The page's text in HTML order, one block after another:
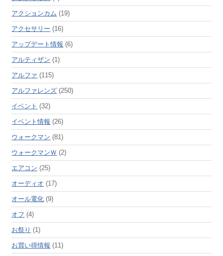
アクションカム (19)
アクセサリー (16)
アップデート情報 (6)
アルティザン (1)
アルファ (115)
アルファレンズ (250)
イベント (32)
イベント情報 (26)
ウォークマン (81)
ウォークマンＷ (2)
エアコン (25)
オーディオ (17)
オール電化 (9)
オフ (4)
お祭り (1)
お買い得情報 (11)